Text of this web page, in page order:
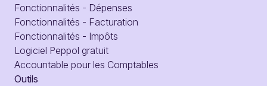
Fonctionnalités - Dépenses
Fonctionnalités - Facturation
Fonctionnalités - Impôts
Logiciel Peppol gratuit
Accountable pour les Comptables
Outils